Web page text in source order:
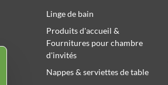
Linge de bain
Produits d'accueil &
Fournitures pour chambre
d'invités
Nappes & serviettes de table